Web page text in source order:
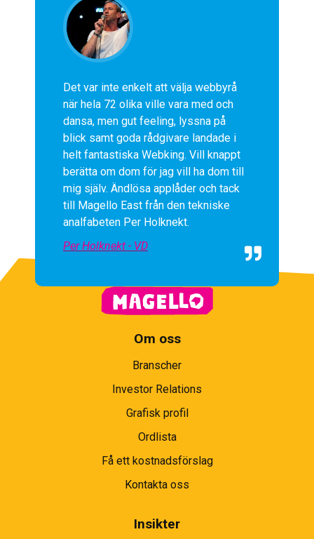
Det var inte enkelt att välja webbyrå
när hela 72 olika ville vara med och
dansa, men gut feeling, lyssna på
blick samt goda rådgivare landade i
helt fantastiska Webking. Vill knappt
berätta om dom för jag vill ha dom till
mig själv. Ändlösa applåder och tack
till Magello East från den tekniske
analfabeten Per Holknekt.
Per Holknekt - VD
Om oss
Branscher
Investor Relations
Grafisk profil
Ordlista
Få ett kostnadsförslag
Kontakta oss
Insikter